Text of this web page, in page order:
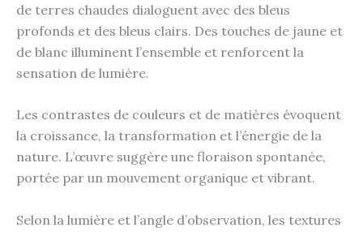
de terres chaudes dialoguent avec des bleus
profonds et des bleus clairs. Des touches de jaune et
de blanc illuminent l’ensemble et renforcent la
sensation de lumière.
Les contrastes de couleurs et de matières évoquent
la croissance, la transformation et l’énergie de la
nature. L’œuvre suggère une floraison spontanée,
portée par un mouvement organique et vibrant.
Selon la lumière et l’angle d’observation, les textures